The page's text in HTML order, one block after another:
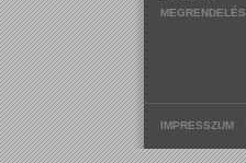
MEGRENDELÉS
IMPRESSZUM